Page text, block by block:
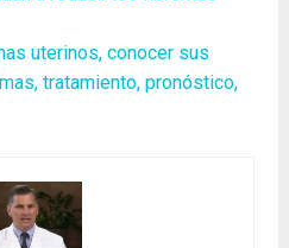
uterinos, conocer sus
tratamiento, pronóstico,